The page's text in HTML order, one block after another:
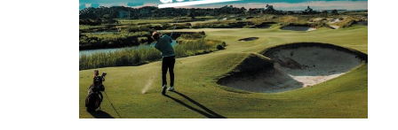
a
t
i
o
n
i
v
e